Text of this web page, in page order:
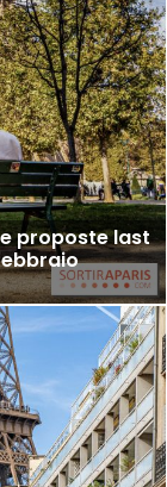
proposte last